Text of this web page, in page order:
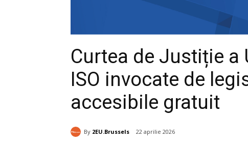
Curtea de Justiție a
ISO invocate de
accesibile gratuit
By 2EU.Brussels 22 aprilie 2026